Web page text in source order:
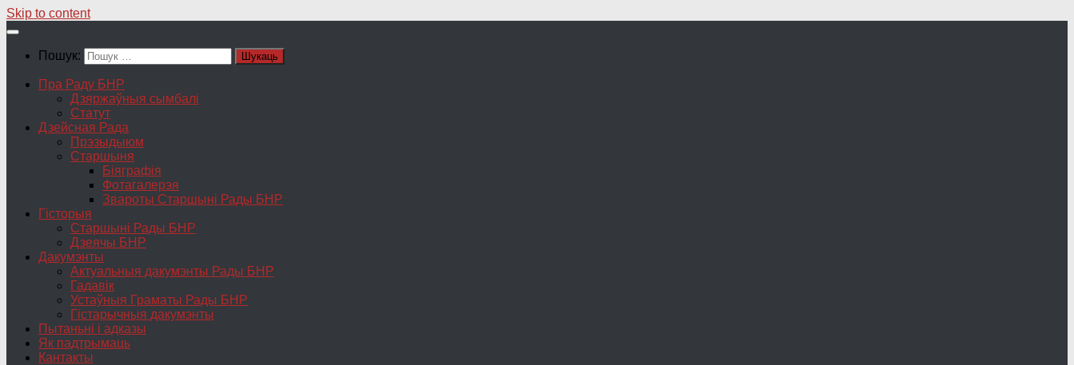
Skip to content
Пошук:
Пра Раду БНР
Дзяржаўныя сымбалі
Статут
Дзейсная Рада
Прэзыдыюм
Старшыня
Біяграфія
Фотагалерэя
Звароты Старшыні Рады БНР
Гісторыя
Старшыні Рады БНР
Дзеячы БНР
Дакумэнты
Актуальныя дакумэнты Рады БНР
Гадавік
Устаўныя Граматы Рады БНР
Гістарычныя дакумэнты
Пытаньні і адказы
Як падтрымаць
Кантакты